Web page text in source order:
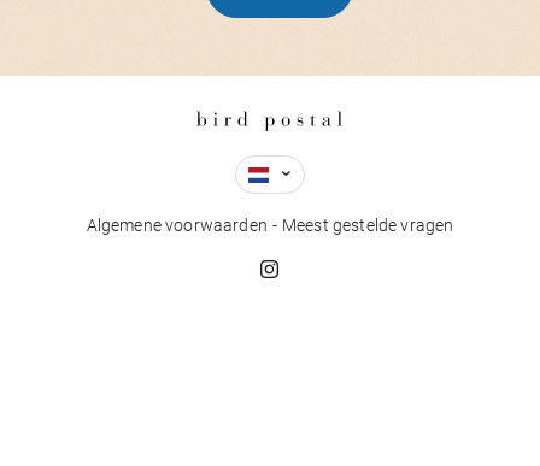
Algemene voorwaarden Meest gestelde vragen